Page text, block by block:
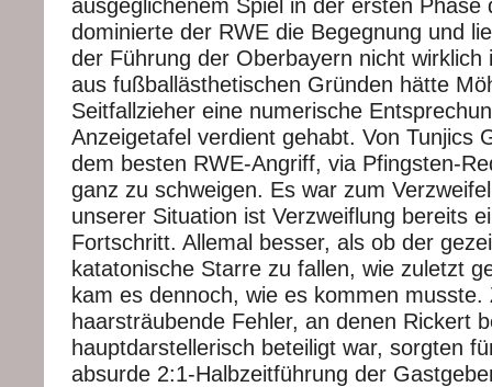
ausgeglichenem Spiel in der ersten Phase
dominierte der RWE die Begegnung und
der Führung der Oberbayern nicht wirklich
aus fußballästhetischen Gründen hätte
Seitfallzieher eine numerische
Anzeigetafel verdient gehabt. Von Tunjics
dem besten RWE-Angriff, via Pfingsten-
ganz zu schweigen. Es war zum
unserer Situation ist Verzweiflung bereits
Fortschritt. Allemal besser, als ob der
katatonische Starre zu fallen, wie zuletzt
kam es dennoch, wie es kommen musste.
haarsträubende Fehler, an denen Rickert
hauptdarstellerisch beteiligt war, sorgten
absurde 2:1-Halbzeitführung der